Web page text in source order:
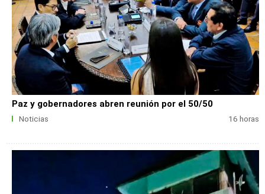
Paz y gobernadores abren reunión por el 50/50
Noticias 16 horas